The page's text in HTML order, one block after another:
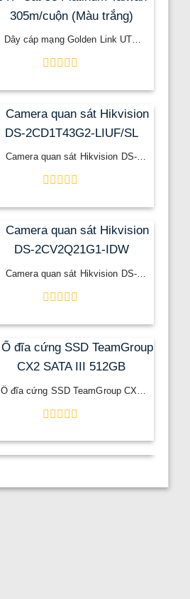
Dây cáp mạng Golden Link UTP
(Màu trắng)
xếp
0
sao
Camera quan sát Hikvision DS-
xếp
0
5
sao
Camera quan sát Hikvision DS-
xếp
0
5
sao
Ổ đĩa cứng SSD TeamGroup CX2
xếp
hạng
sao